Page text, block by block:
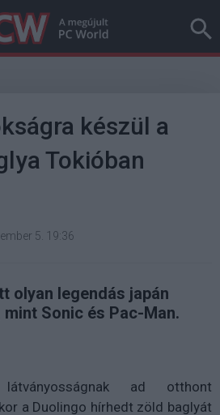
készül a
Tokióban
5. 19:36
olyan legendás japán
Sonic és Pac-Man.
ad otthont
a Duolingo hírhedt zöld baglyát